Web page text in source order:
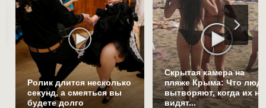
Ролик длится несколько
секунд, а смеяться вы
будете долго
Скрытая камера на
пляже Крыма: Что
вытворяют, когда их не
видят...